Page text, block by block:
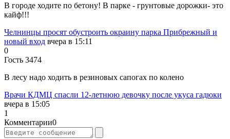
В городе ходите по бетону! В парке - грунтовые дорожки- это
кайф!!!
Челнинцы просят обустроить окраину парка Прибрежный и
новый вход вчера в 15:11
0
Гость 3474
В лесу надо ходить в резиновых сапогах по колено
Врачи КДМЦ спасли 12-летнюю девочку после укуса гадюки
вчера в 15:05
1
Комментарии0